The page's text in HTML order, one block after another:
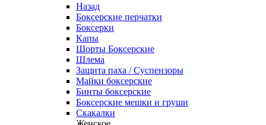
Назад
Боксерские перчатки
Боксерки
Капы
Шорты Боксерские
Шлема
Защита паха / Суспензоры
Майки боксерские
Бинты боксерские
Боксерские мешки и груши
Скакалки